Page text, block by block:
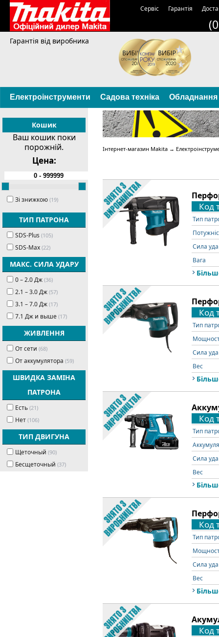
Сервіс Гарантія
Гарантія від виробника
Електроінструменти Садова техніка Обладнання
Кошик
Ваш кошик поки
порожній.
Цена:
Зі знижкою (19)
ТИП ПАТРОНА
SDS-Plus (105)
SDS-Max (22)
МАКС. СИЛА УДАРУ
0 – 2.0 Дж (36)
2.1 – 3.0 Дж (57)
3.1 – 7.0 Дж (17)
7.1 Дж и выше (17)
ЖИВЛЕННЯ
От сети (68)
От аккумулятора (59)
ШВИДКА ЗАМІНА
ПАТРОНА
Есть (21)
Нет (106)
ТИП ДВИГУНА
Щеточный (90)
Беcщеточный (37)
Інтернет-магазин Makita →
Код
Тип
Сила
Вага
Код
Тип
Сила
Вес
Код
Тип
Сила
Вес
Код
Тип
Сила
Вес
Код